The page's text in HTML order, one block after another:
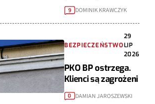
9 DOMINIK KRAWCZYK
BEZPIECZEŃSTWO
29
LIP
2026
PKO BP ostrzega.
Klienci są zagrożeni
0 DAMIAN JAROSZEWSKI